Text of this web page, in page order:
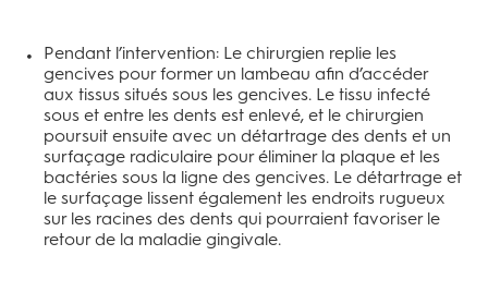
Pendant l’intervention: Le chirurgien replie les
gencives pour former un lambeau afin d’accéder
aux tissus situés sous les gencives. Le tissu infecté
sous et entre les dents est enlevé, et le chirurgien
poursuit ensuite avec un détartrage des dents et un
surfaçage radiculaire pour éliminer la plaque et les
bactéries sous la ligne des gencives. Le détartrage et
le surfaçage lissent également les endroits rugueux
sur les racines des dents qui pourraient favoriser le
retour de la maladie gingivale.